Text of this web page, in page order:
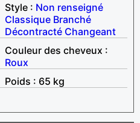
Style : Non renseigné
Classique Branché
Décontracté Changeant
Couleur des cheveux :
Roux
Poids : 65 kg